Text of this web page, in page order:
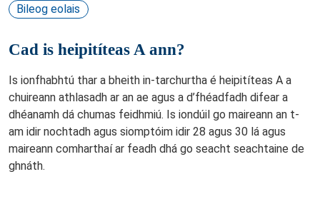
Bileog eolais
Cad is heipitíteas A ann?
Is ionfhabhtú thar a bheith in-tarchurtha é heipitíteas A a
chuireann athlasadh ar an ae agus a d’fhéadfadh difear a
dhéanamh dá chumas feidhmiú. Is iondúil go maireann an t-
am idir nochtadh agus siomptóim idir 28 agus 30 lá agus
maireann comharthaí ar feadh dhá go seacht seachtaine de
ghnáth.